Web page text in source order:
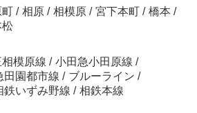
町 / 相原 / 相模原 / 宮下本町 / 橋本 /
松
模原線 / 小田急小田原線 /
田園都市線 / ブルーライン /
鉄いずみ野線 / 相鉄本線